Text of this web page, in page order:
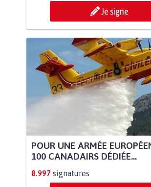
Je signe
POUR UNE ARMÉE
100 CANADAIRS DÉDIÉE...
8.997 signatures